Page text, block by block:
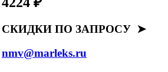
СКИДКИ ПО ЗАПРОСУ ➤
nmv@marleks.ru